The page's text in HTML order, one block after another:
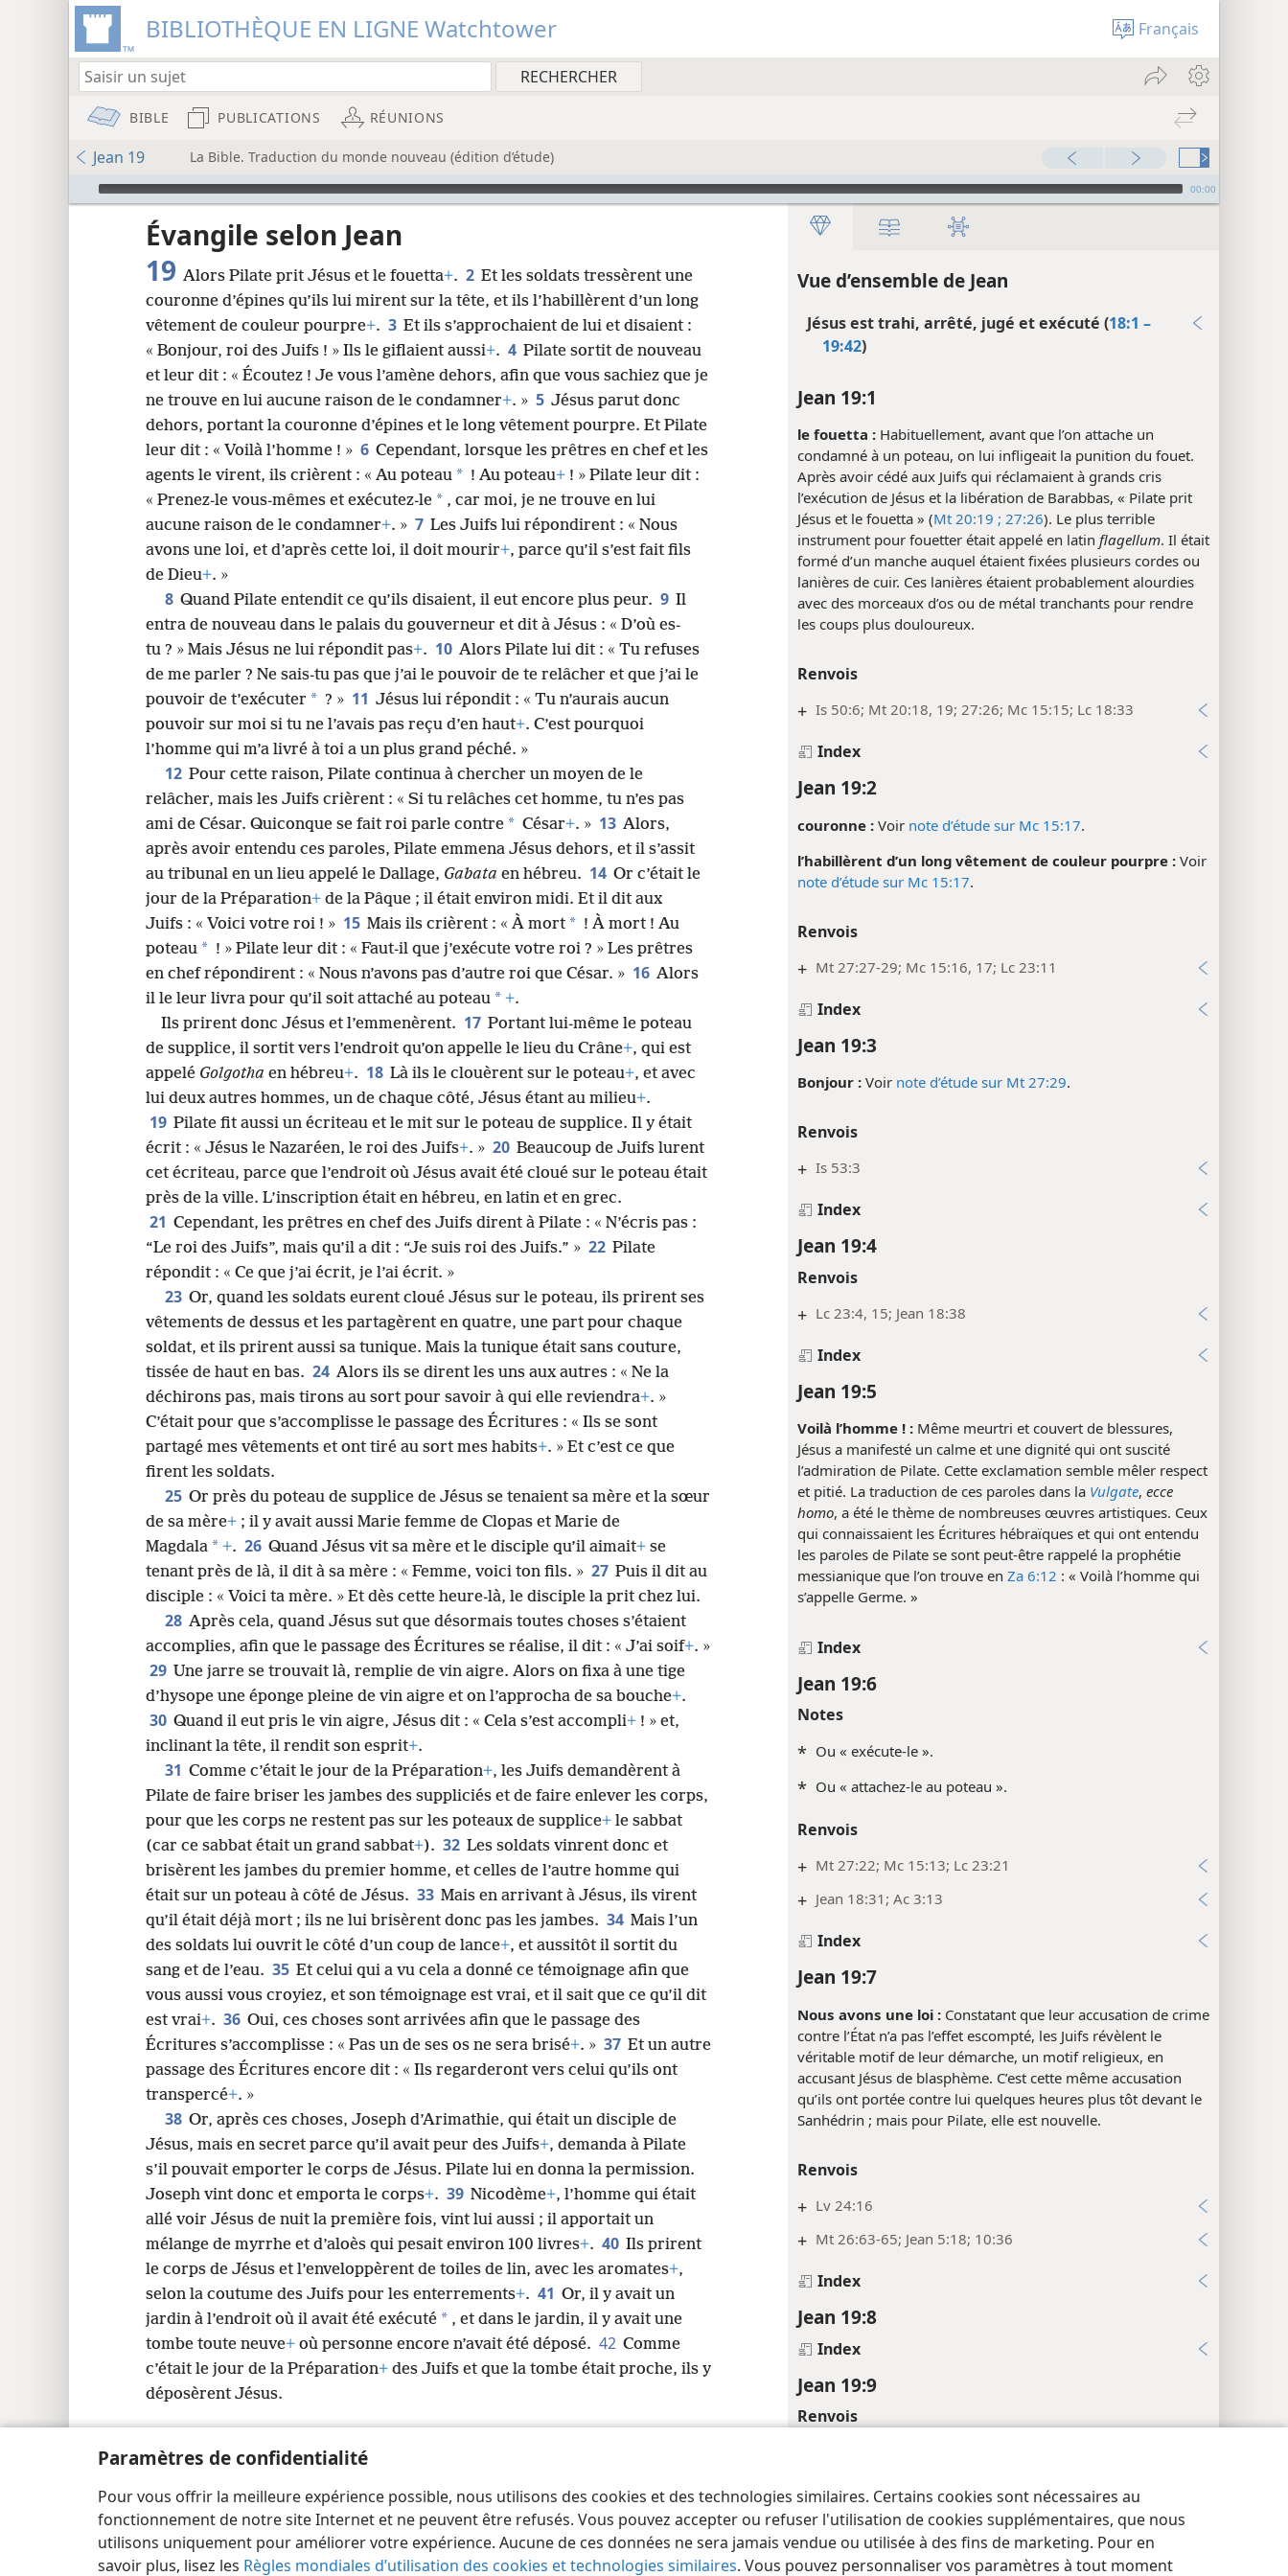
Paramètres de confidentialité
Pour vous offrir la meilleure expérience possible, nous utilisons des cookies et des technologies similaires. Certains cookies sont nécessaires au
fonctionnement de notre site Internet et ne peuvent être refusés. Vous pouvez accepter ou refuser l'utilisation de cookies supplémentaires, que nous
utilisons uniquement pour améliorer votre expérience. Aucune de ces données ne sera jamais vendue ou utilisée à des fins de marketing. Pour en
savoir plus, lisez les Règles mondiales d’utilisation des cookies et technologies similaires. Vous pouvez personnaliser vos paramètres à tout moment
BIBLIOTHÈQUE EN LIGNE Watchtower Français
BIBLE PUBLICATIONS RÉUNIONS
Jean 19 La Bible. Traduction du monde nouveau (édition d’étude)
Audio Player 00:00
Vue d’ensemble de Jean
Jésus est trahi, arrêté, jugé et exécuté (18:1 –
19:42)
Jean 19:1
le fouetta : Habituellement, avant que l’on attache un
condamné à un poteau, on lui infligeait la punition du fouet.
Après avoir cédé aux Juifs qui réclamaient à grands cris
l’exécution de Jésus et la libération de Barabbas, « Pilate prit
Jésus et le fouetta » (Mt 20:19 ; 27:26). Le plus terrible
instrument pour fouetter était appelé en latin flagellum. Il était
formé d’un manche auquel étaient fixées plusieurs cordes ou
lanières de cuir. Ces lanières étaient probablement alourdies
avec des morceaux d’os ou de métal tranchants pour rendre
les coups plus douloureux.
Renvois
+ Is 50:6; Mt 20:18, 19; 27:26; Mc 15:15; Lc 18:33
Index
Jean 19:2
couronne : Voir note d’étude sur Mc 15:17.
l’habillèrent d’un long vêtement de couleur pourpre : Voir
note d’étude sur Mc 15:17.
Renvois
+ Mt 27:27-29; Mc 15:16, 17; Lc 23:11
Index
Jean 19:3
Bonjour : Voir note d’étude sur Mt 27:29.
Renvois
+ Is 53:3
Index
Jean 19:4
Renvois
+ Lc 23:4, 15; Jean 18:38
Index
Jean 19:5
Voilà l’homme ! : Même meurtri et couvert de blessures,
Jésus a manifesté un calme et une dignité qui ont suscité
l’admiration de Pilate. Cette exclamation semble mêler respect
et pitié. La traduction de ces paroles dans la Vulgate, ecce
homo, a été le thème de nombreuses œuvres artistiques. Ceux
qui connaissaient les Écritures hébraïques et qui ont entendu
les paroles de Pilate se sont peut-être rappelé la prophétie
messianique que l’on trouve en Za 6:12 : « Voilà l’homme qui
s’appelle Germe. »
Index
Jean 19:6
Notes
* Ou « exécute-le ».
* Ou « attachez-le au poteau ».
Renvois
+ Mt 27:22; Mc 15:13; Lc 23:21
+ Jean 18:31; Ac 3:13
Index
Jean 19:7
Nous avons une loi : Constatant que leur accusation de crime
contre l’État n’a pas l’effet escompté, les Juifs révèlent le
véritable motif de leur démarche, un motif religieux, en
accusant Jésus de blasphème. C’est cette même accusation
qu’ils ont portée contre lui quelques heures plus tôt devant le
Sanhédrin ; mais pour Pilate, elle est nouvelle.
Renvois
+ Lv 24:16
+ Mt 26:63-65; Jean 5:18; 10:36
Index
Jean 19:8
Index
Jean 19:9
Renvois
Index
Jean 19:10
Notes
Évangile selon Jean
19 Alors Pilate prit Jésus et le fouetta+. 2 Et les soldats tressèrent une
couronne d’épines qu’ils lui mirent sur la tête, et ils l’habillèrent d’un long
vêtement de couleur pourpre+. 3 Et ils s’approchaient de lui et disaient :
« Bonjour, roi des Juifs ! » Ils le giflaient aussi+. 4 Pilate sortit de nouveau
et leur dit : « Écoutez ! Je vous l’amène dehors, afin que vous sachiez que je
ne trouve en lui aucune raison de le condamner+. » 5 Jésus parut donc
dehors, portant la couronne d’épines et le long vêtement pourpre. Et Pilate
leur dit : « Voilà l’homme ! » 6 Cependant, lorsque les prêtres en chef et les
agents le virent, ils crièrent : « Au poteau * ! Au poteau+ ! » Pilate leur dit :
« Prenez-le vous-mêmes et exécutez-le * , car moi, je ne trouve en lui
aucune raison de le condamner+. » 7 Les Juifs lui répondirent : « Nous
avons une loi, et d’après cette loi, il doit mourir+, parce qu’il s’est fait fils
de Dieu+. »
8 Quand Pilate entendit ce qu’ils disaient, il eut encore plus peur. 9 Il
entra de nouveau dans le palais du gouverneur et dit à Jésus : « D’où es-
tu ? » Mais Jésus ne lui répondit pas+. 10 Alors Pilate lui dit : « Tu refuses
de me parler ? Ne sais-tu pas que j’ai le pouvoir de te relâcher et que j’ai le
pouvoir de t’exécuter * ? » 11 Jésus lui répondit : « Tu n’aurais aucun
pouvoir sur moi si tu ne l’avais pas reçu d’en haut+. C’est pourquoi
l’homme qui m’a livré à toi a un plus grand péché. »
12 Pour cette raison, Pilate continua à chercher un moyen de le
relâcher, mais les Juifs crièrent : « Si tu relâches cet homme, tu n’es pas
ami de César. Quiconque se fait roi parle contre * César+. » 13 Alors,
après avoir entendu ces paroles, Pilate emmena Jésus dehors, et il s’assit
au tribunal en un lieu appelé le Dallage, Gabata en hébreu. 14 Or c’était le
jour de la Préparation+ de la Pâque ; il était environ midi. Et il dit aux
Juifs : « Voici votre roi ! » 15 Mais ils crièrent : « À mort * ! À mort ! Au
poteau * ! » Pilate leur dit : « Faut-il que j’exécute votre roi ? » Les prêtres
en chef répondirent : « Nous n’avons pas d’autre roi que César. » 16 Alors
il le leur livra pour qu’il soit attaché au poteau * +.
Ils prirent donc Jésus et l’emmenèrent. 17 Portant lui-même le poteau
de supplice, il sortit vers l’endroit qu’on appelle le lieu du Crâne+, qui est
appelé Golgotha en hébreu+. 18 Là ils le clouèrent sur le poteau+, et avec
lui deux autres hommes, un de chaque côté, Jésus étant au milieu+.
19 Pilate fit aussi un écriteau et le mit sur le poteau de supplice. Il y était
écrit : « Jésus le Nazaréen, le roi des Juifs+. » 20 Beaucoup de Juifs lurent
cet écriteau, parce que l’endroit où Jésus avait été cloué sur le poteau était
près de la ville. L’inscription était en hébreu, en latin et en grec.
21 Cependant, les prêtres en chef des Juifs dirent à Pilate : « N’écris pas :
“Le roi des Juifs”, mais qu’il a dit : “Je suis roi des Juifs.” » 22 Pilate
répondit : « Ce que j’ai écrit, je l’ai écrit. »
23 Or, quand les soldats eurent cloué Jésus sur le poteau, ils prirent ses
vêtements de dessus et les partagèrent en quatre, une part pour chaque
soldat, et ils prirent aussi sa tunique. Mais la tunique était sans couture,
tissée de haut en bas. 24 Alors ils se dirent les uns aux autres : « Ne la
déchirons pas, mais tirons au sort pour savoir à qui elle reviendra+. »
C’était pour que s’accomplisse le passage des Écritures : « Ils se sont
partagé mes vêtements et ont tiré au sort mes habits+. » Et c’est ce que
firent les soldats.
25 Or près du poteau de supplice de Jésus se tenaient sa mère et la sœur
de sa mère+ ; il y avait aussi Marie femme de Clopas et Marie de
Magdala * +. 26 Quand Jésus vit sa mère et le disciple qu’il aimait+ se
tenant près de là, il dit à sa mère : « Femme, voici ton fils. » 27 Puis il dit au
disciple : « Voici ta mère. » Et dès cette heure-là, le disciple la prit chez lui.
28 Après cela, quand Jésus sut que désormais toutes choses s’étaient
accomplies, afin que le passage des Écritures se réalise, il dit : « J’ai soif+. »
29 Une jarre se trouvait là, remplie de vin aigre. Alors on fixa à une tige
d’hysope une éponge pleine de vin aigre et on l’approcha de sa bouche+.
30 Quand il eut pris le vin aigre, Jésus dit : « Cela s’est accompli+ ! » et,
inclinant la tête, il rendit son esprit+.
31 Comme c’était le jour de la Préparation+, les Juifs demandèrent à
Pilate de faire briser les jambes des suppliciés et de faire enlever les corps,
pour que les corps ne restent pas sur les poteaux de supplice+ le sabbat
(car ce sabbat était un grand sabbat+). 32 Les soldats vinrent donc et
brisèrent les jambes du premier homme, et celles de l’autre homme qui
était sur un poteau à côté de Jésus. 33 Mais en arrivant à Jésus, ils virent
qu’il était déjà mort ; ils ne lui brisèrent donc pas les jambes. 34 Mais l’un
des soldats lui ouvrit le côté d’un coup de lance+, et aussitôt il sortit du
sang et de l’eau. 35 Et celui qui a vu cela a donné ce témoignage afin que
vous aussi vous croyiez, et son témoignage est vrai, et il sait que ce qu’il dit
est vrai+. 36 Oui, ces choses sont arrivées afin que le passage des
Écritures s’accomplisse : « Pas un de ses os ne sera brisé+. » 37 Et un autre
passage des Écritures encore dit : « Ils regarderont vers celui qu’ils ont
transpercé+. »
38 Or, après ces choses, Joseph d’Arimathie, qui était un disciple de
Jésus, mais en secret parce qu’il avait peur des Juifs+, demanda à Pilate
s’il pouvait emporter le corps de Jésus. Pilate lui en donna la permission.
Joseph vint donc et emporta le corps+. 39 Nicodème+, l’homme qui était
allé voir Jésus de nuit la première fois, vint lui aussi ; il apportait un
mélange de myrrhe et d’aloès qui pesait environ 100 livres+. 40 Ils prirent
le corps de Jésus et l’enveloppèrent de toiles de lin, avec les aromates+,
selon la coutume des Juifs pour les enterrements+. 41 Or, il y avait un
jardin à l’endroit où il avait été exécuté * , et dans le jardin, il y avait une
tombe toute neuve+ où personne encore n’avait été déposé. 42 Comme
c’était le jour de la Préparation+ des Juifs et que la tombe était proche, ils y
déposèrent Jésus.
Copyright© 2026 Watch Tower Bible and Tract Society of Pennsylvania Conditions d’utilisation Règles de confidentialité Paramètres de confidentialité JW.ORG Se connecter